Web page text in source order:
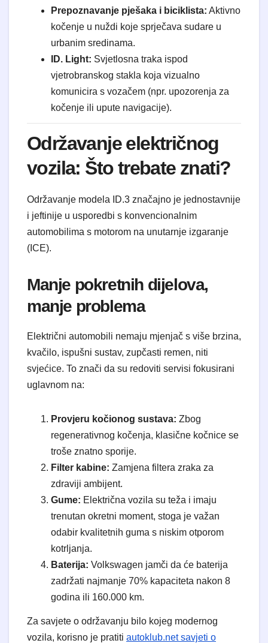
Prepoznavanje pješaka i biciklista: Aktivno
kočenje u nuždi koje sprječava sudare u
urbanim sredinama.
ID. Light: Svjetlosna traka ispod
vjetrobranskog stakla koja vizualno
komunicira s vozačem (npr. upozorenja za
kočenje ili upute navigacije).
Održavanje električnog
vozila: Što trebate znati?
Održavanje modela ID.3 značajno je jednostavnije
i jeftinije u usporedbi s konvencionalnim
automobilima s motorom na unutarnje izgaranje
(ICE).
Manje pokretnih dijelova,
manje problema
Električni automobili nemaju mjenjač s više brzina,
kvačilo, ispušni sustav, zupčasti remen, niti
svjećice. To znači da su redoviti servisi fokusirani
uglavnom na:
Provjeru kočionog sustava: Zbog
regenerativnog kočenja, klasične kočnice se
troše znatno sporije.
Filter kabine: Zamjena filtera zraka za
zdraviji ambijent.
Gume: Električna vozila su teža i imaju
trenutan okretni moment, stoga je važan
odabir kvalitetnih guma s niskim otporom
kotrljanja.
Baterija: Volkswagen jamči da će baterija
zadržati najmanje 70% kapaciteta nakon 8
godina ili 160.000 km.
Za savjete o održavanju bilo kojeg modernog
vozila, korisno je pratiti autoklub.net savjeti o